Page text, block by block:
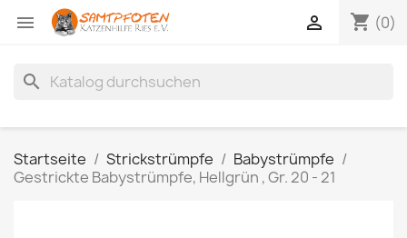
 shopping_cart (0)

search
Startseite Strickstrümpfe
Babystrümpfe
Gestrickte Babystrümpfe, Hellgrün , Gr. 20 - 21